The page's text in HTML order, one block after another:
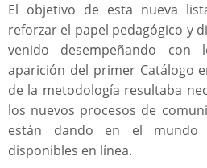
El objetivo de esta nueva
reforzar el papel pedagógico y
venido desempeñando
aparición del primer Catálogo
de la metodología resultaba
los nuevos procesos de
están dando en el mundo
disponibles en línea.